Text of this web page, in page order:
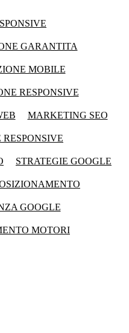
GARANTITA
MOBILE
RESPONSIVE
MARKETING SEO
RESPONSIVE
STRATEGIE GOOGLE
GOOGLE
MOTORI